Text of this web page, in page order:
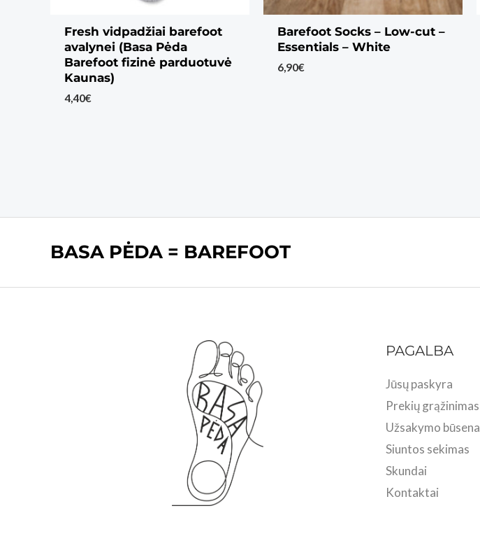
Fresh vidpadžiai barefoot
avalynei (Basa Pėda
Barefoot fizinė parduotuvė
Kaunas)
4,40€
Barefoot Socks – Low-cut –
Essentials – White
6,90€
BASA PĖDA = BAREFOOT
PAGALBA
Jūsų paskyra
Prekių grąžinimas
Užsakymo būsena
Siuntos sekimas
Skundai
Kontaktai